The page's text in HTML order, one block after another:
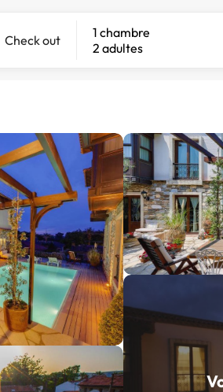
Check out
1 chambre
2 adultes